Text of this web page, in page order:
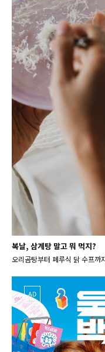
복날, 삼계탕 말고 뭐 먹지?
오리곰탕부터 페루식 닭 수프까
AD